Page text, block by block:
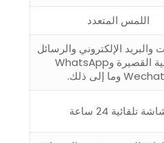
اللمس المتعدد
والبريد الإلكتروني والرسائل
النصية القصيرة وWhatsApp
تلقائية 24 ساعة